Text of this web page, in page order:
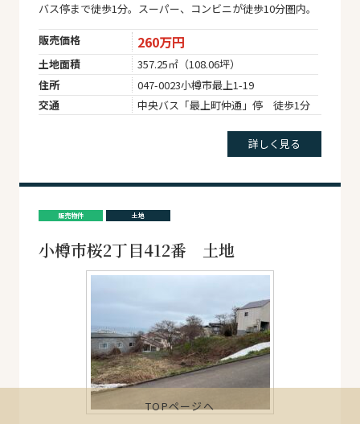
バス停まで徒歩1分。スーパー、コンビニが徒歩10分圏内。
販売価格 260万円
土地面積
357.25㎡（108.06坪）
住所
047-0023小樽市最上1-19
交通
中央バス「最上町仲通」停 徒歩1分
詳しく見る
販売物件 土地
小樽市桜2丁目412番 土地
TOPページへ